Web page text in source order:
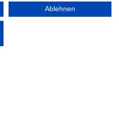
ÖFFNUNGS- UND
Ablehnen